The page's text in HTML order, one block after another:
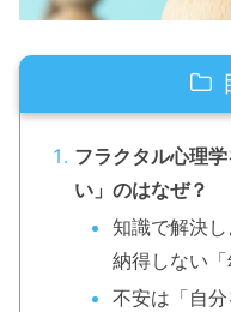
フラクタル心理
い」のはなぜ？
知識で解決し
納得しない「
不安は「自